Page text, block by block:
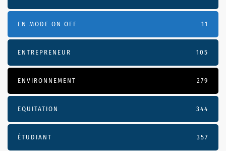
EN MODE ON OFF 11
ENTREPRENEUR 105
ENVIRONNEMENT 279
EQUITATION 344
ÉTUDIANT 357